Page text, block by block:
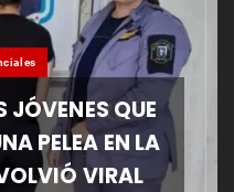
JÓVENES QUE
PELEA EN LA
VIRAL